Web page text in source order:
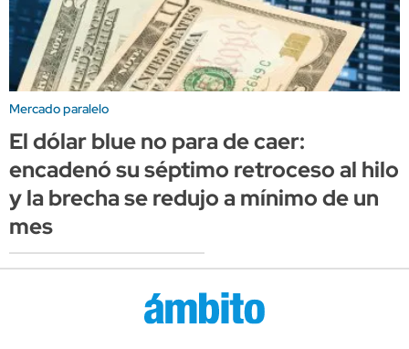
Mercado paralelo
El dólar blue no para de caer:
encadenó su séptimo retroceso al hilo
y la brecha se redujo a mínimo de un
mes